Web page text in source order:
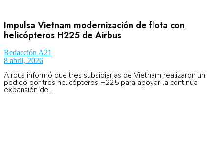
Impulsa Vietnam modernización de flota con
helicópteros H225 de Airbus
Redacción A21
8 abril, 2026
Airbus informó que tres subsidiarias de Vietnam realizaron un
pedido por tres helicópteros H225 para apoyar la continua
expansión de...